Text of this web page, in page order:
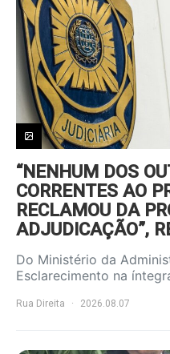
“NENHUM DOS
CORRENTES AO
RECLAMOU DA
ADJUDICAÇÃO”,
Do Ministério da
Esclarecimento na
Rua Direita 2026.08.07